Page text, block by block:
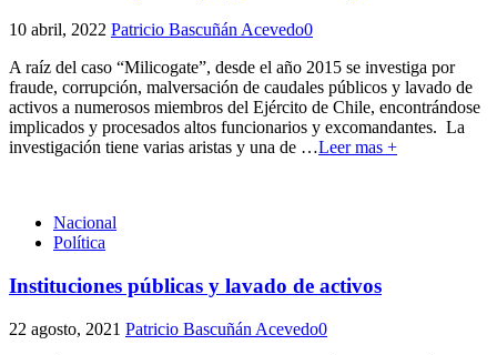
10 abril, 2022 Patricio Bascuñán Acevedo0
A raíz del caso “Milicogate”, desde el año 2015 se investiga por
fraude, corrupción, malversación de caudales públicos y lavado de
activos a numerosos miembros del Ejército de Chile, encontrándose
implicados y procesados altos funcionarios y excomandantes. La
investigación tiene varias aristas y una de …Leer mas +
Nacional
Política
Instituciones públicas y lavado de activos
22 agosto, 2021 Patricio Bascuñán Acevedo0